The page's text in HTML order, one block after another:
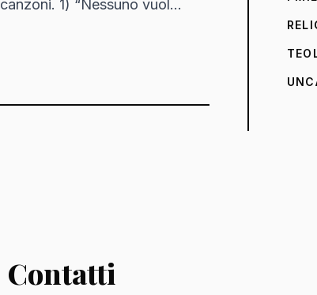
1) “Nessuno vuol
Contatti